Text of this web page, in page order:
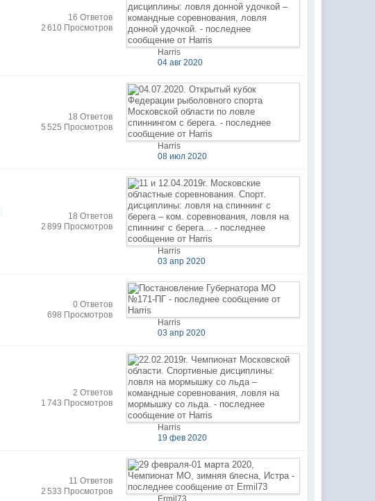
16 Ответов
2 610 Просмотров
Harris
04 авг 2020
18 Ответов
5 525 Просмотров
Harris
08 июл 2020
18 Ответов
2 899 Просмотров
Harris
03 апр 2020
0 Ответов
698 Просмотров
Harris
03 апр 2020
2 Ответов
1 743 Просмотров
Harris
19 фев 2020
11 Ответов
2 533 Просмотров
Ermil73